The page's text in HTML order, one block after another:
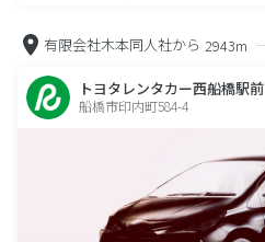
有限会社木本同人社から 2943m
トヨタレンタカー西船橋駅前
船橋市印内町584-4